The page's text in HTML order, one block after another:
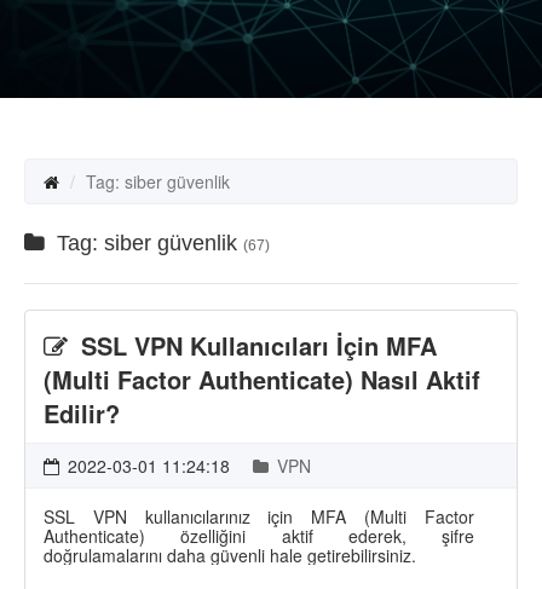
Tag: siber güvenlik
Tag: siber güvenlik (67)
SSL VPN Kullanıcıları İçin MFA
(Multi Factor Authenticate) Nasıl Aktif
Edilir?
2022-03-01 11:24:18 VPN
SSL VPN kullanıcılarınız için MFA (Multi Factor
Authenticate) özelliğini aktif ederek, şifre
doğrulamalarını daha güvenli hale getirebilirsiniz.